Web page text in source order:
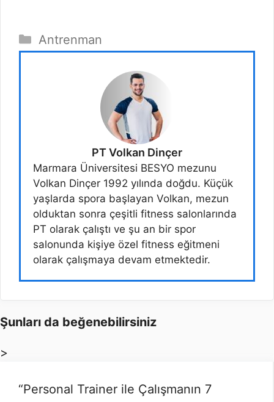
Kategoriler
Antrenman
PT Volkan Dinçer
Marmara Üniversitesi BESYO mezunu
Volkan Dinçer 1992 yılında doğdu. Küçük
yaşlarda spora başlayan Volkan, mezun
olduktan sonra çeşitli fitness salonlarında
PT olarak çalıştı ve şu an bir spor
salonunda kişiye özel fitness eğitmeni
olarak çalışmaya devam etmektedir.
Şunları da beğenebilirsiniz
>
“Personal Trainer ile Çalışmanın 7